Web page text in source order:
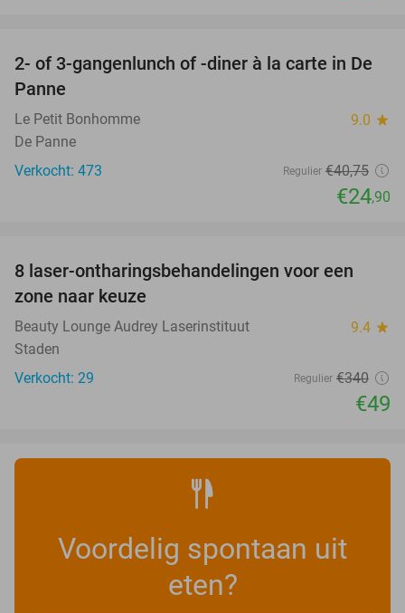
39%
2- of 3-gangenlunch of -diner à la carte in De
Panne
Le Petit Bonhomme 9.0 star
De Panne
Verkocht: 473
Regulier €40,75
€24,90
86%
8 laser-ontharingsbehandelingen voor een
zone naar keuze
Beauty Lounge Audrey Laserinstituut 9.4 star
Staden
Verkocht: 29
Regulier €340
€49
Voordelig spontaan uit
eten?